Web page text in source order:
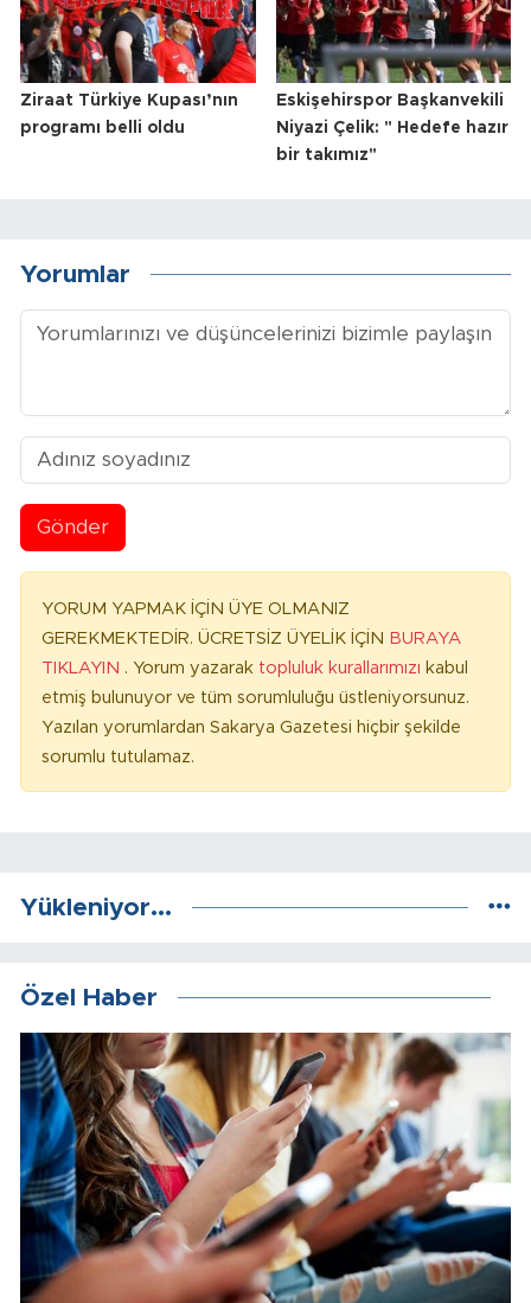
Ziraat Türkiye Kupası’nın
programı belli oldu
Eskişehirspor Başkanvekili
Niyazi Çelik: " Hedefe hazır
bir takımız"
Yorumlar
Gönder
YORUM YAPMAK İÇİN ÜYE OLMANIZ
GEREKMEKTEDİR. ÜCRETSİZ ÜYELİK İÇİN BURAYA
TIKLAYIN . Yorum yazarak topluluk kurallarımızı kabul
etmiş bulunuyor ve tüm sorumluluğu üstleniyorsunuz.
Yazılan yorumlardan Sakarya Gazetesi hiçbir şekilde
sorumlu tutulamaz.
Yükleniyor...
Özel Haber